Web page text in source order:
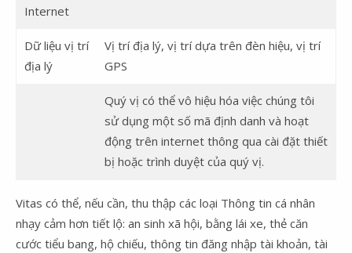
Internet
Dữ liệu vị trí
địa lý
Vị trí địa lý, vị trí dựa trên đèn hiệu, vị trí
GPS
Quý vị có thể vô hiệu hóa việc chúng tôi
sử dụng một số mã định danh và hoạt
động trên internet thông qua cài đặt thiết
bị hoặc trình duyệt của quý vị.
Vitas có thể, nếu cần, thu thập các loại Thông tin cá nhân
nhạy cảm hơn tiết lộ: an sinh xã hội, bằng lái xe, thẻ căn
cước tiểu bang, hộ chiếu, thông tin đăng nhập tài khoản, tài